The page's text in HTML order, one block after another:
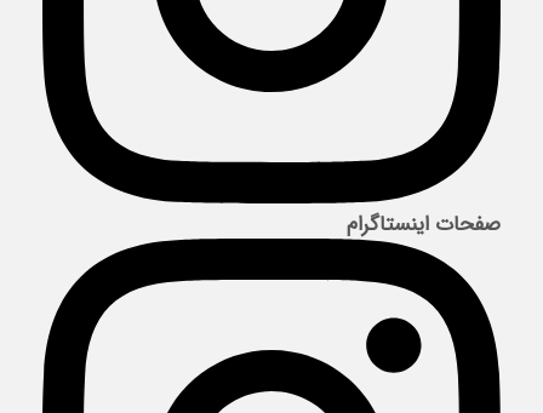
صفحات اینستاگرام